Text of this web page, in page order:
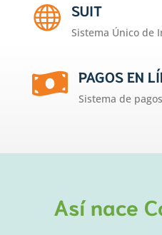
 SUIT
Sistema Único de
 PAGOS EN
Sistema de
Así nace